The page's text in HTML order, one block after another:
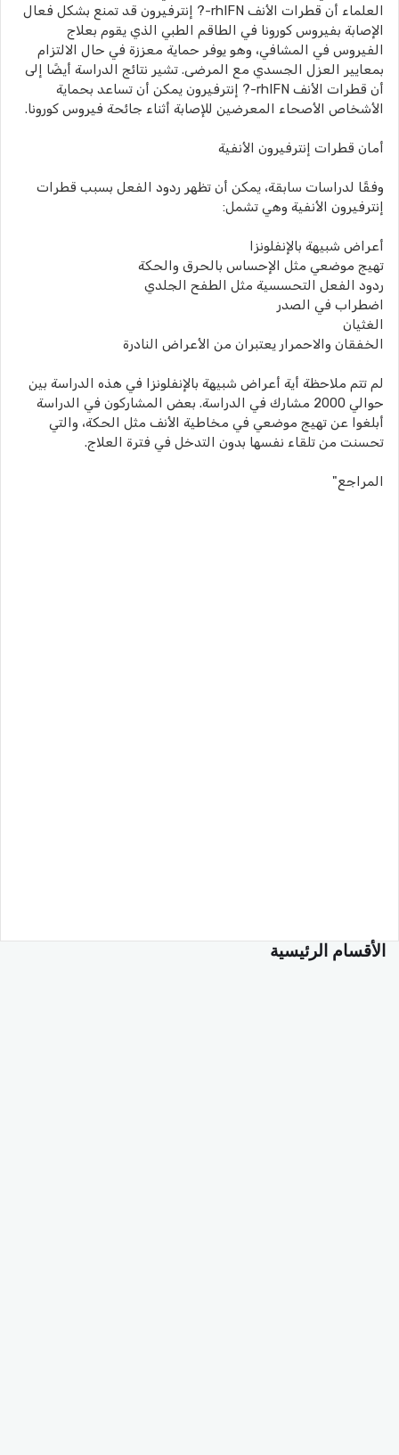
العلماء أن قطرات الأنف rhIFN-? إنترفيرون قد تمنع بشكل فعال
الإصابة بفيروس كورونا في الطاقم الطبي الذي يقوم بعلاج
الفيروس في المشافي، وهو يوفر حماية معززة في حال الالتزام
بمعايير العزل الجسدي مع المرضى. تشير نتائج الدراسة أيضًا إلى
أن قطرات الأنف rhIFN-? إنترفيرون يمكن أن تساعد بحماية
الأشخاص الأصحاء المعرضين للإصابة أثناء جائحة فيروس كورونا.
أمان قطرات إنترفيرون الأنفية
وفقًا لدراسات سابقة، يمكن أن تظهر ردود الفعل بسبب قطرات
إنترفيرون الأنفية وهي تشمل:
أعراض شبيهة بالإنفلونزا
تهيج موضعي مثل الإحساس بالحرق والحكة
ردود الفعل التحسسية مثل الطفح الجلدي
اضطراب في الصدر
الغثيان
الخفقان والاحمرار يعتبران من الأعراض النادرة
لم تتم ملاحظة أية أعراض شبيهة بالإنفلونزا في هذه الدراسة بين
حوالي 2000 مشارك في الدراسة. بعض المشاركون في الدراسة
أبلغوا عن تهيج موضعي في مخاطية الأنف مثل الحكة، والتي
تحسنت من تلقاء نفسها بدون التدخل في فترة العلاج.
المراجع"
الأقسام الرئيسية